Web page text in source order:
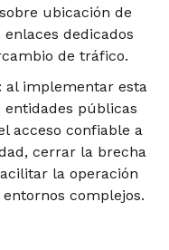
ubicación de
dedicados
de tráfico.
al implementar esta
públicas
acceso confiable a
cerrar la brecha
la operación
complejos.